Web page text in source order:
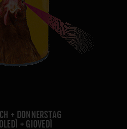
+ DONNERSTAG
+ GIOVEDÌ